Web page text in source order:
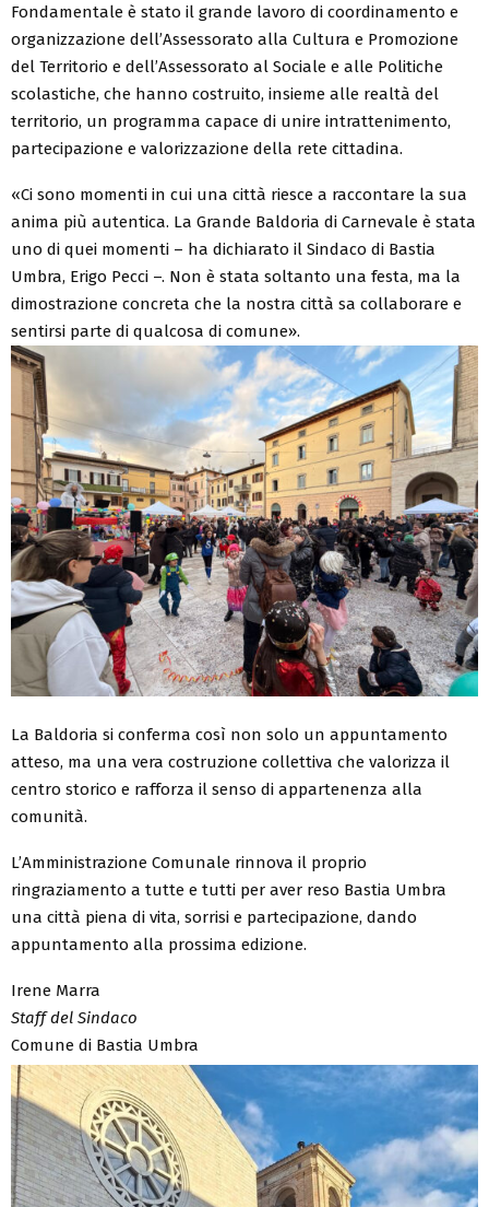
Fondamentale è stato il grande lavoro di coordinamento e
organizzazione dell’Assessorato alla Cultura e Promozione
del Territorio e dell’Assessorato al Sociale e alle Politiche
scolastiche, che hanno costruito, insieme alle realtà del
territorio, un programma capace di unire intrattenimento,
partecipazione e valorizzazione della rete cittadina.
«Ci sono momenti in cui una città riesce a raccontare la sua
anima più autentica. La Grande Baldoria di Carnevale è stata
uno di quei momenti – ha dichiarato il Sindaco di Bastia
Umbra, Erigo Pecci –. Non è stata soltanto una festa, ma la
dimostrazione concreta che la nostra città sa collaborare e
sentirsi parte di qualcosa di comune».
La Baldoria si conferma così non solo un appuntamento
atteso, ma una vera costruzione collettiva che valorizza il
centro storico e rafforza il senso di appartenenza alla
comunità.
L’Amministrazione Comunale rinnova il proprio
ringraziamento a tutte e tutti per aver reso Bastia Umbra
una città piena di vita, sorrisi e partecipazione, dando
appuntamento alla prossima edizione.
Irene Marra
Staff del Sindaco
Comune di Bastia Umbra